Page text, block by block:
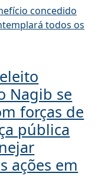
concedido
todos os
Nagib se
forças de
pública
ações em